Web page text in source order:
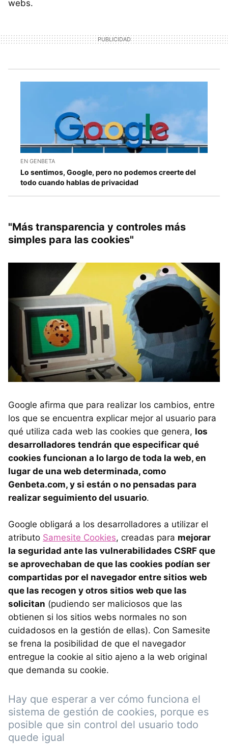
webs.
EN GENBETA
Lo sentimos, Google, pero no podemos creerte del
todo cuando hablas de privacidad
"Más transparencia y controles más
simples para las cookies"
Google afirma que para realizar los cambios, entre
los que se encuentra explicar mejor al usuario para
qué utiliza cada web las cookies que genera, los
desarrolladores tendrán que especificar qué
cookies funcionan a lo largo de toda la web, en
lugar de una web determinada, como
Genbeta.com, y si están o no pensadas para
realizar seguimiento del usuario.
Google obligará a los desarrolladores a utilizar el
atributo Samesite Cookies, creadas para mejorar
la seguridad ante las vulnerabilidades CSRF que
se aprovechaban de que las cookies podían ser
compartidas por el navegador entre sitios web
que las recogen y otros sitios web que las
solicitan (pudiendo ser maliciosos que las
obtienen si los sitios webs normales no son
cuidadosos en la gestión de ellas). Con Samesite
se frena la posibilidad de que el navegador
entregue la cookie al sitio ajeno a la web original
que demanda su cookie.
Hay que esperar a ver cómo funciona el
sistema de gestión de cookies, porque es
posible que sin control del usuario todo
quede igual